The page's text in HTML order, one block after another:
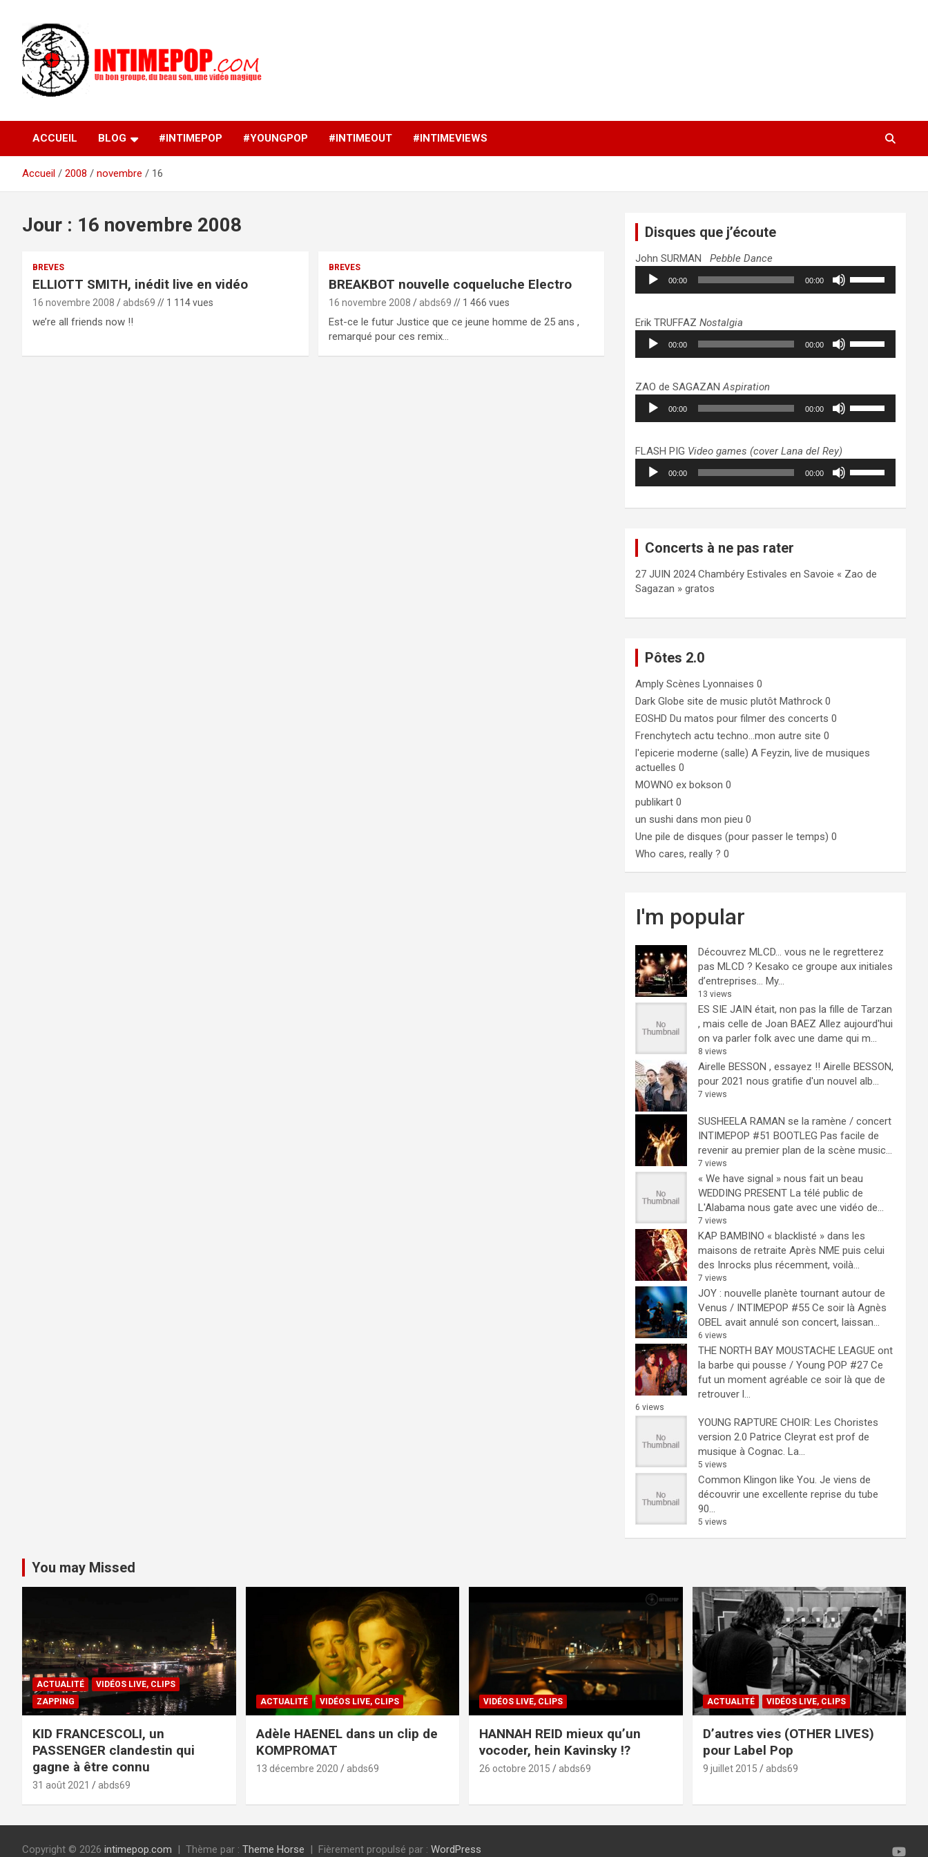
contenu
intimepop.com
musiques actuelles pop rock, post-rock, indé sur Lyon. rock pop
concert lyon
ACCUEIL BLOG #INTIMEPOP #YOUNGPOP #INTIMEOUT #INTIMEVIEWS
Accueil 2008 novembre 16
Jour : 16 novembre 2008
BREVES
ELLIOTT SMITH, inédit live en vidéo
16 novembre 2008 abds69 // 1 114 vues
we’re all friends now !!
BREVES
BREAKBOT nouvelle coqueluche Electro
16 novembre 2008 abds69 // 1 466 vues
Est-ce le futur Justice que ce jeune homme de 25 ans ,
remarqué pour ces remix…
Disques que j’écoute
John SURMANPebble Dance
Lecteur
audio
00:00 00:00
pour
augmenter
ou
volume.
Erik TRUFFAZNostalgia
Lecteur
audio
00:00 00:00
pour
augmenter
ou
volume.
ZAO de SAGAZANAspiration
Lecteur
audio
00:00 00:00
pour
augmenter
ou
FLASH PIG Video games (cover Lana del Rey)
Lecteur
audio
00:00 00:00
haut/bas
le
Concerts à ne pas rater
27 JUIN 2024 Chambéry Estivales en Savoie « Zao de
Sagazan » gratos
Pôtes 2.0
Amply Scènes Lyonnaises 0
Dark Globe site de music plutôt Mathrock 0
EOSHD Du matos pour filmer des concerts 0
Frenchytech actu techno…mon autre site 0
l'epicerie moderne (salle) A Feyzin, live de musiques
actuelles 0
MOWNO ex bokson 0
publikart 0
un sushi dans mon pieu 0
Une pile de disques (pour passer le temps) 0
Who cares, really ? 0
I'm popular
Découvrez MLCD… vous ne le regretterez
pas MLCD ? Kesako ce groupe aux initiales
d’entreprises… My...
13 views
ES SIE JAIN était, non pas la fille de Tarzan
, mais celle de Joan BAEZ Allez aujourd'hui
on va parler folk avec une dame qui m...
8 views
Airelle BESSON , essayez !! Airelle BESSON,
pour 2021 nous gratifie d'un nouvel alb...
7 views
SUSHEELA RAMAN se la ramène / concert
INTIMEPOP #51 BOOTLEG Pas facile de
revenir au premier plan de la scène music...
7 views
« We have signal » nous fait un beau
WEDDING PRESENT La télé public de
L'Alabama nous gate avec une vidéo de...
7 views
KAP BAMBINO « blacklisté » dans les
maisons de retraite Après NME puis celui
des Inrocks plus récemment, voilà...
7 views
JOY : nouvelle planète tournant autour de
Venus / INTIMEPOP #55 Ce soir là Agnès
OBEL avait annulé son concert, laissan...
6 views
THE NORTH BAY MOUSTACHE LEAGUE ont
la barbe qui pousse / Young POP #27 Ce
fut un moment agréable ce soir là que de
retrouver l...
6 views
YOUNG RAPTURE CHOIR: Les Choristes
version 2.0 Patrice Cleyrat est prof de
musique à Cognac. La...
5 views
Common Klingon like You. Je viens de
découvrir une excellente reprise du tube
90...
5 views
You may Missed
ACTUALITÉ
VIDÉOS LIVE, CLIPS
ZAPPING
KID FRANCESCOLI, un
PASSENGER clandestin qui
gagne à être connu
31 août 2021 abds69
ACTUALITÉ VIDÉOS LIVE, CLIPS
Adèle HAENEL dans un clip de
KOMPROMAT
13 décembre 2020 abds69
VIDÉOS LIVE, CLIPS
HANNAH REID mieux qu’un
vocoder, hein Kavinsky !?
26 octobre 2015 abds69
ACTUALITÉ VIDÉOS LIVE, CLIPS
D’autres vies (OTHER LIVES)
pour Label Pop
9 juillet 2015 abds69
Copyright © 2026 intimepop.com Thème par : Theme Horse Fièrement propulsé par : WordPress